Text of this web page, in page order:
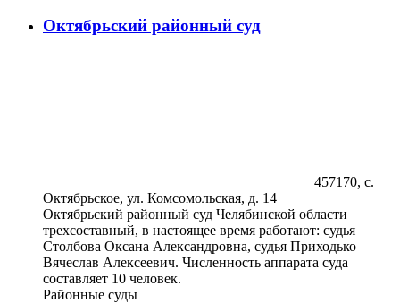
Октябрьский районный суд
457170, с.
Октябрьское, ул. Комсомольская, д. 14
Октябрьский районный суд Челябинской области
трехсоставный, в настоящее время работают: судья
Столбова Оксана Александровна, судья Приходько
Вячеслав Алексеевич. Численность аппарата суда
составляет 10 человек.
Районные суды